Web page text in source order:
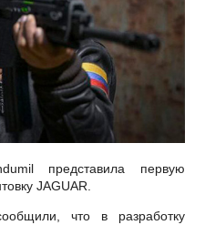
представила первую
JAGUAR.
что в разработку